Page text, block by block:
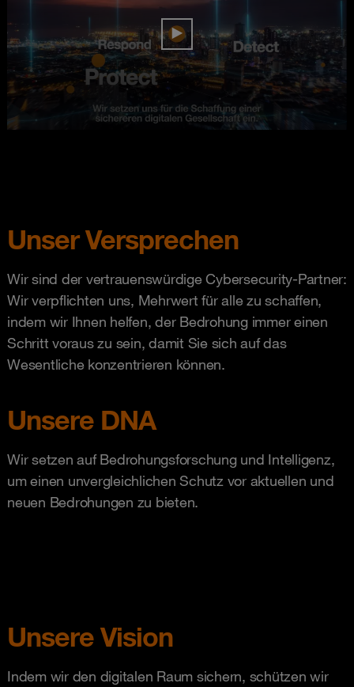
Unser Versprechen
Wir sind der vertrauenswürdige Cybersecurity-Partner:
Wir verpflichten uns, Mehrwert für alle zu schaffen,
indem wir Ihnen helfen, der Bedrohung immer einen
Schritt voraus zu sein, damit Sie sich auf das
Wesentliche konzentrieren können.
Unsere DNA
Wir setzen auf Bedrohungsforschung und Intelligenz,
um einen unvergleichlichen Schutz vor aktuellen und
neuen Bedrohungen zu bieten.
Unsere Vision
Indem wir den digitalen Raum sichern, schützen wir